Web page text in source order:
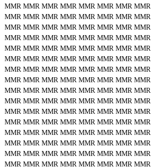
MMR MMR MMR MMR MMR MMR MMR MMR
MMR MMR MMR MMR MMR MMR MMR MMR
MMR MMR MMR MMR MMR MMR MMR MMR
MMR MMR MMR MMR MMR MMR MMR MMR
MMR MMR MMR MMR MMR MMR MMR MMR
MMR MMR MMR MMR MMR MMR MMR MMR
MMR MMR MMR MMR MMR MMR MMR MMR
MMR MMR MMR MMR MMR MMR MMR MMR
MMR MMR MMR MMR MMR MMR MMR MMR
MMR MMR MMR MMR MMR MMR MMR MMR
MMR MMR MMR MMR MMR MMR MMR MMR
MMR MMR MMR MMR MMR MMR MMR MMR
MMR MMR MMR MMR MMR MMR MMR MMR
MMR MMR MMR MMR MMR MMR MMR MMR
MMR MMR MMR MMR MMR MMR MMR MMR
MMR MMR MMR MMR MMR MMR MMR MMR